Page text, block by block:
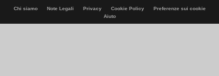
Chi siamo Note Legali Privacy Cookie Policy
Preferenze sui cookie
Aiuto